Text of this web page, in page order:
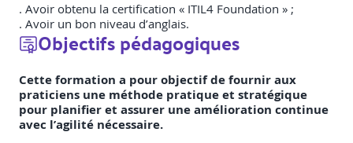
. Avoir obtenu la certification « ITIL4 Foundation » ;
. Avoir un bon niveau d’anglais.
Objectifs pédagogiques
Cette formation a pour objectif de fournir aux
praticiens une méthode pratique et stratégique
pour planifier et assurer une amélioration continue
avec l’agilité nécessaire.